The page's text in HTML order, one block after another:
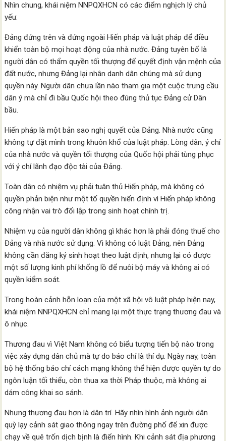
Nhìn chung, khái niệm NNPQXHCN có các điểm nghịch lý chủ
yếu:
Đảng đứng trên và đứng ngoài Hiến pháp và luật pháp để điều
khiển toàn bộ mọi hoạt động của nhà nước. Đảng tuyên bố là
người dân có thẩm quyền tối thượng để quyết định vận mệnh của
đất nước, nhưng Đảng lại nhân danh dân chúng mà sử dụng
quyền này. Người dân chưa lần nào tham gia một cuộc trưng cầu
dân ý mà chỉ đi bầu Quốc hội theo đúng thủ tục Đảng cử Dân
bầu.
Hiến pháp là một bản sao nghị quyết của Đảng. Nhà nước cũng
không tự đặt mình trong khuôn khổ của luật pháp. Lòng dân, ý chí
của nhà nước và quyền tối thượng của Quốc hội phải tùng phục
với ý chí lãnh đạo độc tài của Đảng.
Toàn dân có nhiệm vụ phải tuân thủ Hiến pháp, mà không có
quyền phản biện như một tố quyền hiến định vì Hiến pháp không
công nhận vai trò đối lập trong sinh hoạt chính trị.
Nhiệm vụ của người dân không gì khác hơn là phải đóng thuế cho
Đảng và nhà nước sử dụng. Vì không có luật Đảng, nên Đảng
không cần đăng ký sinh hoạt theo luật định, nhưng lại có được
một số lượng kinh phí khổng lồ để nuôi bộ máy và không ai có
quyền kiểm soát.
Trong hoàn cảnh hỗn loạn của một xã hội vô luật pháp hiện nay,
khái niệm NNPQXHCN chỉ mang lại một thực trạng thương đau và
ô nhục.
Thương đau vì Việt Nam không có biểu tượng tiến bộ nào trong
việc xây dựng dân chủ mà tự do báo chí là thí dụ. Ngày nay, toàn
bộ hệ thống báo chí cách mạng không thể hiện được quyền tự do
ngôn luận tối thiểu, còn thua xa thời Pháp thuộc, mà không ai
dám công khai so sánh.
Nhưng thương đau hơn là dân trí. Hãy nhìn hình ảnh người dân
quỳ lạy cảnh sát giao thông ngay trên đường phố để xin được
chạy về quê trốn dịch bịnh là điển hình. Khi cảnh sát địa phương